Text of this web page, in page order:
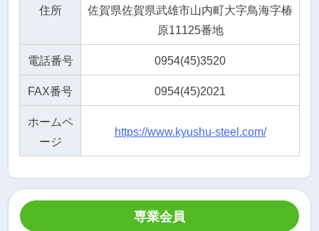
住所
佐賀県佐賀県武雄市山内町大字鳥海字椿
原11125番地
電話番号
0954(45)3520
FAX番号
0954(45)2021
ホームペ
ージ
https://www.kyushu-steel.com/
専業会員